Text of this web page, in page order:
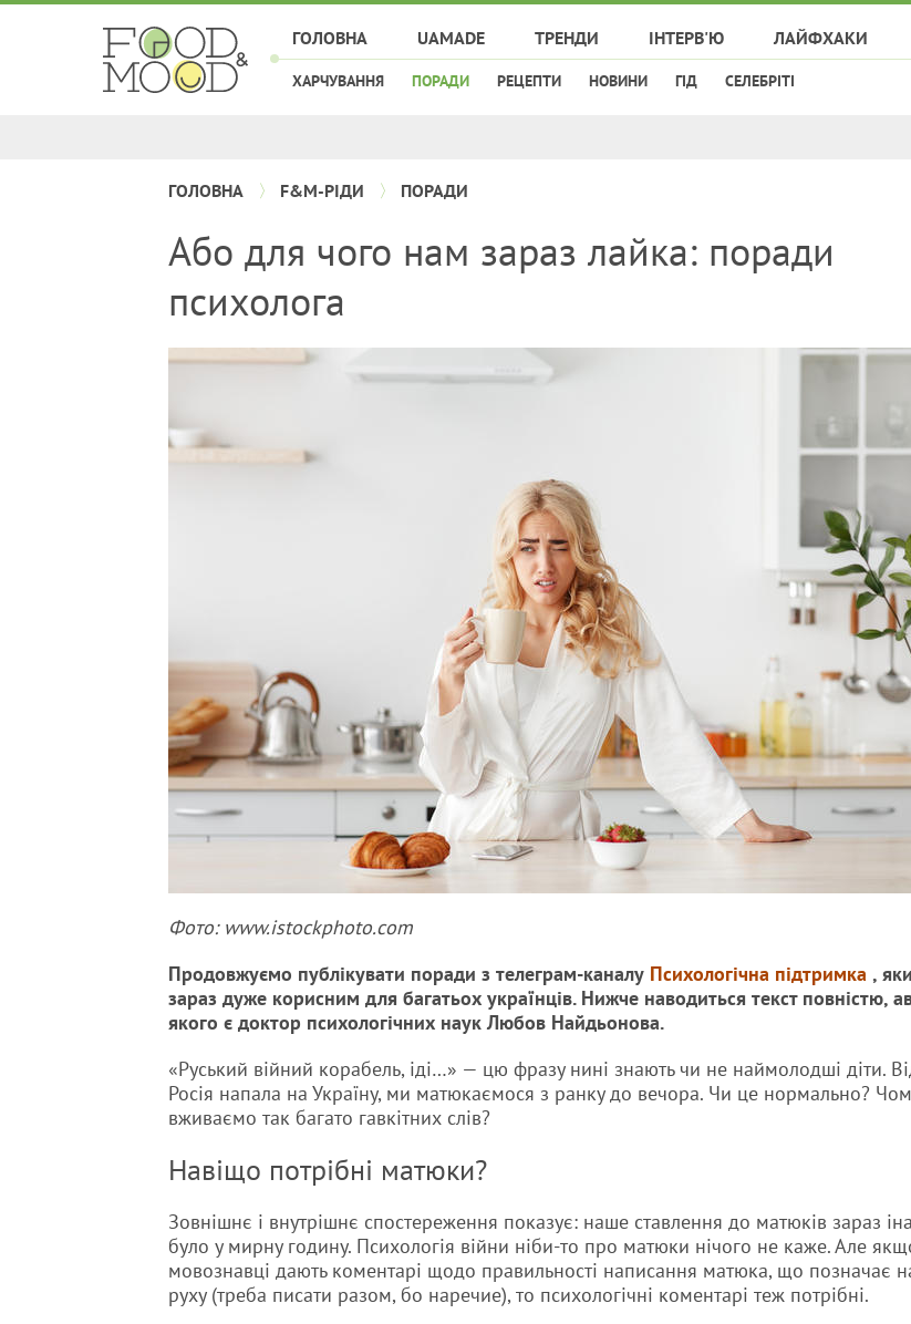
ГОЛОВНА UAMADE ТРЕНДИ ІНТЕРВ'Ю ЛАЙФХАКИ
ХАРЧУВАННЯ ПОРАДИ РЕЦЕПТИ НОВИНИ ГІД СЕЛЕБРІТІ
ГОЛОВНА F&M-РІДИ ПОРАДИ
Або для чого нам зараз лайка: поради
психолога
Фото: www.istockphoto.com
Продовжуємо публікувати поради з телеграм-каналу Психологічна підтримка ,
зараз дуже корисним для багатьох українців. Нижче наводиться текст повністю,
якого є доктор психологічних наук Любов Найдьонова.
«Руський війний корабель, іді…» — цю фразу нині знають чи не наймолодші діти.
Росія напала на Україну, ми матюкаємося з ранку до вечора. Чи це нормально?
вживаємо так багато гавкітних слів?
Навіщо потрібні матюки?
Зовнішнє і внутрішнє спостереження показує: наше ставлення до матюків зараз
було у мирну годину. Психологія війни ніби-то про матюки нічого не каже. Але
мовознавці дають коментарі щодо правильності написання матюка, що позначає
руху (треба писати разом, бо наречие), то психологічні коментарі теж потрібні.